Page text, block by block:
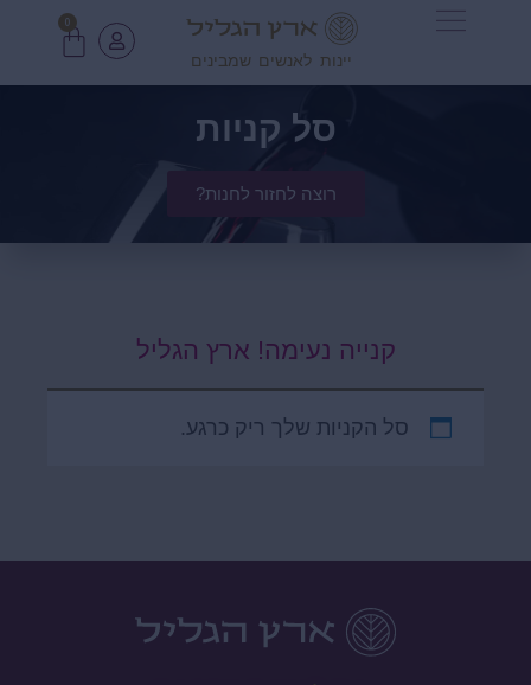
יינות לאנשים שמבינים
0
סל קניות
רוצה לחזור לחנות?
קנייה נעימה! ארץ הגליל
סל הקניות שלך ריק כרגע.